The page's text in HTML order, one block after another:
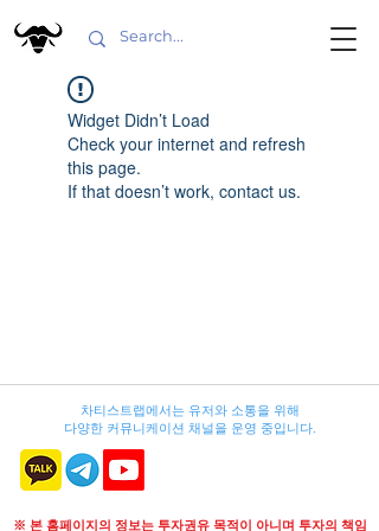
Widget Didn’t Load
Check your internet and refresh
this page.
If that doesn’t work, contact us.
차티스트랩에서는 유저와 소통을 위해
다양한 커뮤니케이션 채널을 운영 중입니다.
※ 본 홈페이지의 정보는 투자권유 목적이 아니며 투자의 책임